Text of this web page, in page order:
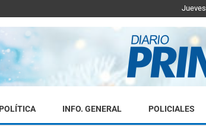
POLÍTICA INFO. GENERAL POLICIALES